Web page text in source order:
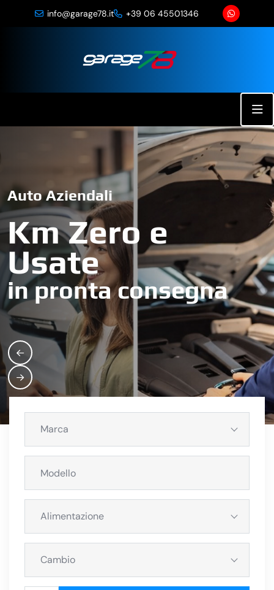
info@garage78.it +39 06 45501346
Auto Aziendali
Km Zero e
Usate
in pronta consegna
Marca
Alimentazione
Cambio